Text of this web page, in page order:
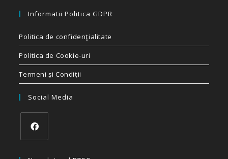
Informatii Politica GDPR
Politica de confidenţialitate
Politica de Cookie-uri
Termeni și Condiții
Social Media